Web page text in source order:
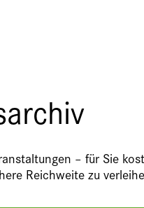
– für Sie
Reichweite zu